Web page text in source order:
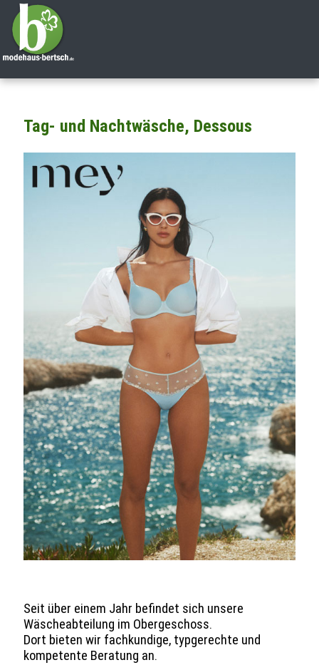
Tag- und Nachtwäsche, Dessous
Seit über einem Jahr befindet sich unsere
Wäscheabteilung im Obergeschoss.
Dort bieten wir fachkundige, typgerechte und
kompetente Beratung an.